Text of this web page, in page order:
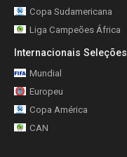
Copa Sudamericana
Liga Campeões África
Internacionais Seleções
Mundial
Europeu
Copa América
CAN